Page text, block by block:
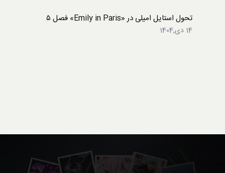
تحول استایل امیلی در «Emily in Paris» فصل ۵
14 دی,1404